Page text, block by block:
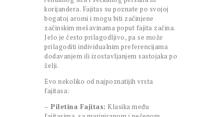
korijandera. Fajitas su poznate po svojoj
bogatoj aromi i mogu biti začinjene
začinskim mešavinama poput fajita začina.
Jelo je često prilagodljivo, pa se može
prilagoditi individualnim preferencijama
dodavanjem ili izostavljanjem sastojaka po
želji.
Evo nekoliko od najpoznatijih vrsta
fajitasa:
– Piletina Fajitas: Klasika među